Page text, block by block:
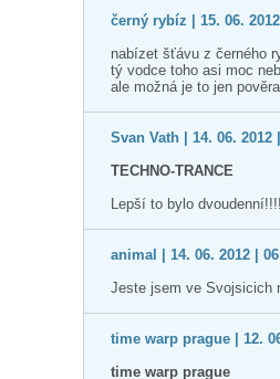
černý rybíz | 15. 06.
nabízet šťávu z černého
tý vodce toho asi moc
ale možná je to jen pověra
Svan Vath | 14. 06. 2012
TECHNO-TRANCE
Lepší to bylo
animal | 14. 06. 2012 |
Jeste jsem ve Svojsicich
time warp prague | 12.
time warp prague